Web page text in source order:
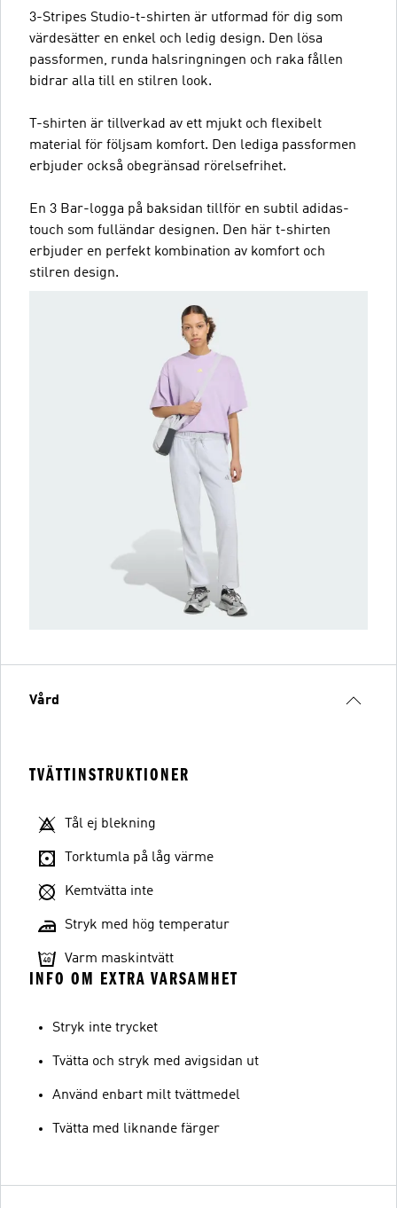
3-Stripes Studio-t-shirten är utformad för dig som
värdesätter en enkel och ledig design. Den lösa
passformen, runda halsringningen och raka fållen
bidrar alla till en stilren look.
T-shirten är tillverkad av ett mjukt och flexibelt
material för följsam komfort. Den lediga passformen
erbjuder också obegränsad rörelsefrihet.
En 3 Bar-logga på baksidan tillför en subtil adidas-
touch som fulländar designen. Den här t-shirten
erbjuder en perfekt kombination av komfort och
stilren design.
Vård
TVÄTTINSTRUKTIONER
Tål ej blekning
Torktumla på låg värme
Kemtvätta inte
Stryk med hög temperatur
Varm maskintvätt
INFO OM EXTRA VARSAMHET
Stryk inte trycket
Tvätta och stryk med avigsidan ut
Använd enbart milt tvättmedel
Tvätta med liknande färger